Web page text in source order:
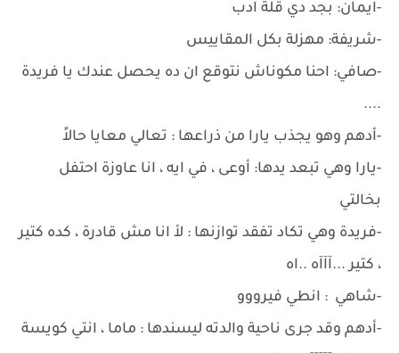
-ايمان: بجد دي قلة ادب
-شريفة: مهزلة بكل المقاييس
-صافي: احنا مكوناش نتوقع ان ده يحصل عندك يا فريدة
....
-أدهم وهو يجذب يارا من ذراعها : تعالي معايا حالاً
-يارا وهي تبعد يدها: أوعى ، في ايه ، انا عاوزة احتفل
بخالتي
-فريدة وهي تكاد تفقد توازنها : لأ انا مش قادرة ، كده كتير
، كتير ...آآآه ..اه
-شاهي : انطي فيرووو
-أدهم وقد جرى ناحية والدته ليسندها : ماما ، انتي كويسة